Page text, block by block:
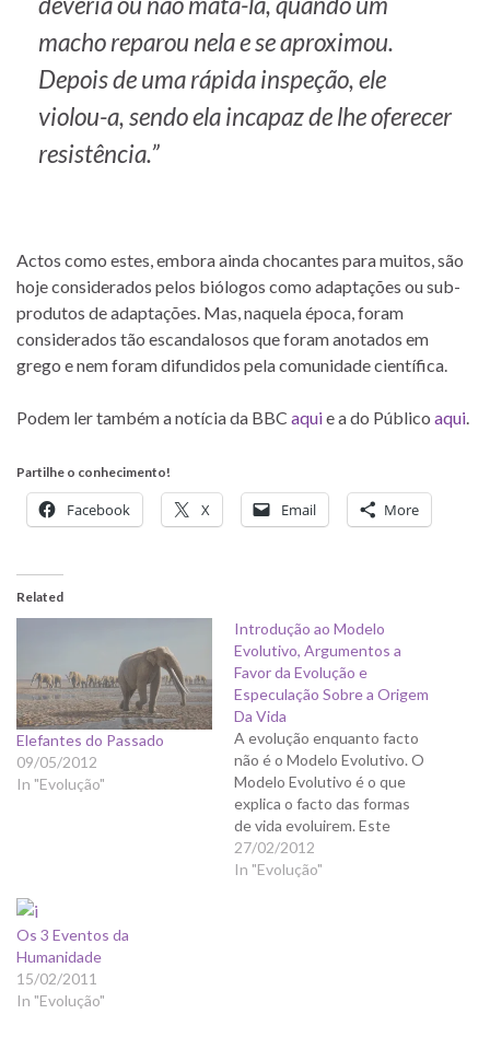
macho reparou nela e se aproximou.
Depois de uma rápida inspeção, ele
violou-a, sendo ela incapaz de lhe oferecer
resistência.”
Actos como estes, embora ainda chocantes para muitos, são
hoje considerados pelos biólogos como adaptações ou sub-
produtos de adaptações. Mas, naquela época, foram
considerados tão escandalosos que foram anotados em
grego e nem foram difundidos pela comunidade científica.
Podem ler também a notícia da BBC aquie a do Público aqui
Partilhe o conhecimento!
Facebook X Email More
Related
Elefantes do Passado
09/05/2012
In "Evolução"
Introdução ao Modelo
Evolutivo, Argumentos a
Favor da Evolução e
Especulação Sobre a Origem
Da Vida
A evolução enquanto facto
não é o Modelo Evolutivo. O
Modelo Evolutivo é o que
explica o facto das formas
de vida evoluirem. Este
texto procura dar a
conhecer um pouco das
27/02/2012
In "Evolução"
Os 3 Eventos da
Humanidade
15/02/2011
In "Evolução"